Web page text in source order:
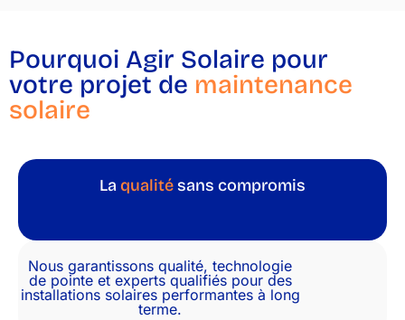
Pourquoi Agir Solaire pour
votre projet de maintenance
solaire
Laqualitésans compromis
Nous garantissons qualité, technologie
de pointe et experts qualifiés pour des
installations solaires performantes à long
terme.